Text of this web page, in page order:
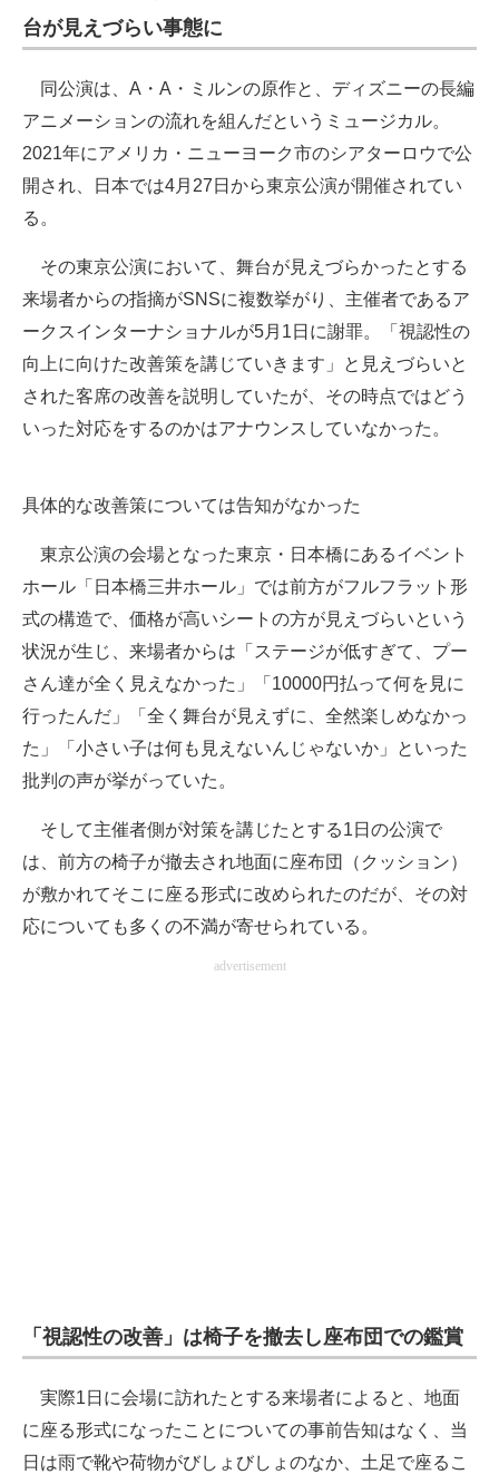
台が見えづらい事態に
同公演は、A・A・ミルンの原作と、ディズニーの長編
アニメーションの流れを組んだというミュージカル。
2021年にアメリカ・ニューヨーク市のシアターロウで公
開され、日本では4月27日から東京公演が開催されてい
る。
その東京公演において、舞台が見えづらかったとする
来場者からの指摘がSNSに複数挙がり、主催者であるア
ークスインターナショナルが5月1日に謝罪。「視認性の
向上に向けた改善策を講じていきます」と見えづらいと
された客席の改善を説明していたが、その時点ではどう
いった対応をするのかはアナウンスしていなかった。
具体的な改善策については告知がなかった
東京公演の会場となった東京・日本橋にあるイベント
ホール「日本橋三井ホール」では前方がフルフラット形
式の構造で、価格が高いシートの方が見えづらいという
状況が生じ、来場者からは「ステージが低すぎて、プー
さん達が全く見えなかった」「10000円払って何を見に
行ったんだ」「全く舞台が見えずに、全然楽しめなかっ
た」「小さい子は何も見えないんじゃないか」といった
批判の声が挙がっていた。
そして主催者側が対策を講じたとする1日の公演で
は、前方の椅子が撤去され地面に座布団（クッション）
が敷かれてそこに座る形式に改められたのだが、その対
応についても多くの不満が寄せられている。
advertisement
「視認性の改善」は椅子を撤去し座布団での鑑賞
実際1日に会場に訪れたとする来場者によると、地面
に座る形式になったことについての事前告知はなく、当
日は雨で靴や荷物がびしょびしょのなか、土足で座るこ